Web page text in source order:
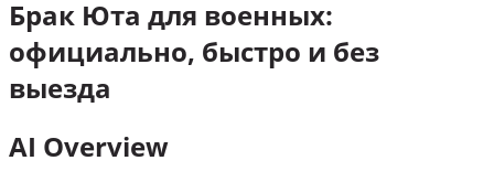
Брак Юта для военных:
официально, быстро и без
выезда
AI Overview